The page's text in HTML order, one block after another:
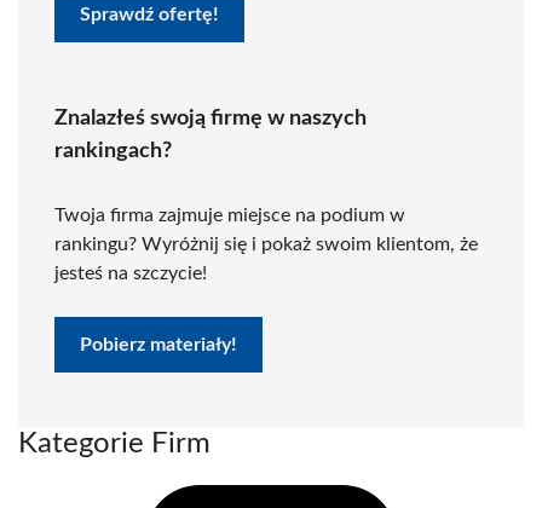
Sprawdź ofertę!
Znalazłeś swoją firmę w naszych
rankingach?
Twoja firma zajmuje miejsce na podium w
rankingu? Wyróżnij się i pokaż swoim klientom, że
jesteś na szczycie!
Pobierz materiały!
Kategorie Firm